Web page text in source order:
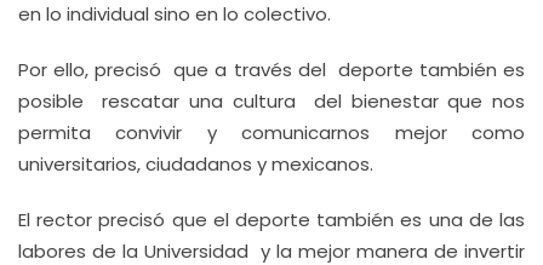
en lo individual sino en lo colectivo.
Por ello, precisó que a través del deporte también es
posible rescatar una cultura del bienestar que nos
permita convivir y comunicarnos mejor como
universitarios, ciudadanos y mexicanos.
El rector precisó que el deporte también es una de las
labores de la Universidad y la mejor manera de invertir